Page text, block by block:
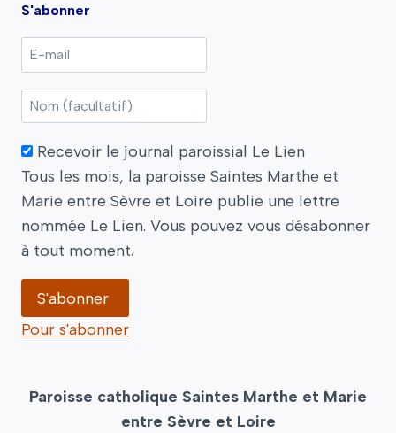
S'abonner
Recevoir le journal paroissial Le Lien
Tous les mois, la paroisse Saintes Marthe et
Marie entre Sèvre et Loire publie une lettre
nommée Le Lien. Vous pouvez vous désabonner
à tout moment.
Pour s'abonner
Paroisse catholique Saintes Marthe et Marie
entre Sèvre et Loire